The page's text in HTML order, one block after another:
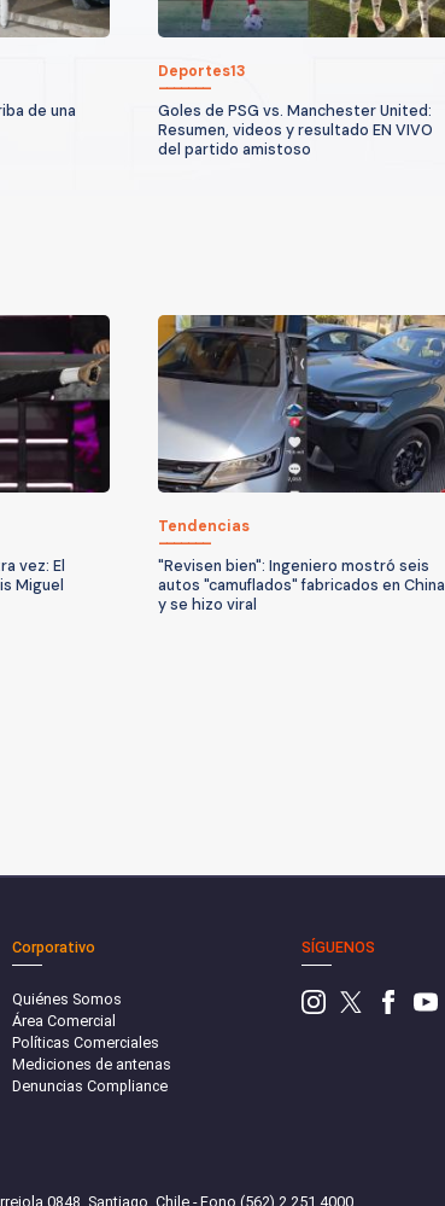
de una
Deportes13
Goles de PSG vs. Manchester United:
Resumen, videos y resultado EN VIVO
del partido amistoso
vez: El
Miguel
Tendencias
"Revisen bien": Ingeniero mostró seis
autos "camuflados" fabricados en China
y se hizo viral
Corporativo
Quiénes Somos
Área Comercial
Políticas Comerciales
Mediciones de antenas
Denuncias Compliance
SÍGUENOS
0848, Santiago, Chile - Fono (562) 2 251 4000